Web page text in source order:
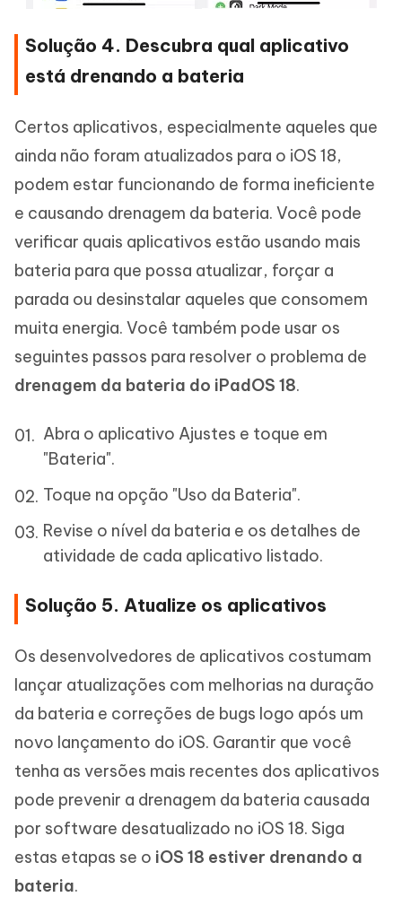
Solução 4. Descubra qual aplicativo
está drenando a bateria
Certos aplicativos, especialmente aqueles que
ainda não foram atualizados para o iOS 18,
podem estar funcionando de forma ineficiente
e causando drenagem da bateria. Você pode
verificar quais aplicativos estão usando mais
bateria para que possa atualizar, forçar a
parada ou desinstalar aqueles que consomem
muita energia. Você também pode usar os
seguintes passos para resolver o problema de
drenagem da bateria do iPadOS 18.
Abra o aplicativo Ajustes e toque em
"Bateria".
Toque na opção "Uso da Bateria".
Revise o nível da bateria e os detalhes de
atividade de cada aplicativo listado.
Solução 5. Atualize os aplicativos
Os desenvolvedores de aplicativos costumam
lançar atualizações com melhorias na duração
da bateria e correções de bugs logo após um
novo lançamento do iOS. Garantir que você
tenha as versões mais recentes dos aplicativos
pode prevenir a drenagem da bateria causada
por software desatualizado no iOS 18. Siga
estas etapas se o iOS 18 estiver drenando a
bateria.